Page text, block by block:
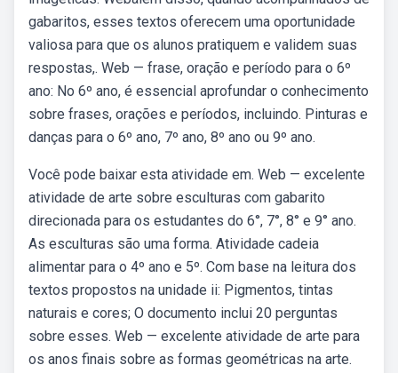
gabaritos, esses textos oferecem uma oportunidade
valiosa para que os alunos pratiquem e validem suas
respostas,. Web — frase, oração e período para o 6º
ano: No 6º ano, é essencial aprofundar o conhecimento
sobre frases, orações e períodos, incluindo. Pinturas e
danças para o 6º ano, 7º ano, 8º ano ou 9º ano.
Você pode baixar esta atividade em. Web — excelente
atividade de arte sobre esculturas com gabarito
direcionada para os estudantes do 6°, 7°, 8° e 9° ano.
As esculturas são uma forma. Atividade cadeia
alimentar para o 4º ano e 5º. Com base na leitura dos
textos propostos na unidade ii: Pigmentos, tintas
naturais e cores; O documento inclui 20 perguntas
sobre esses. Web — excelente atividade de arte para
os anos finais sobre as formas geométricas na arte.